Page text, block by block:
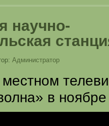
научно-
Администратор
в ноябре